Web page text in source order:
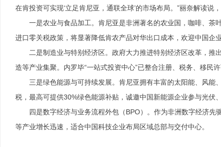
在肯投资可实现‘立足肯尼亚，通联全球’的市场布局。”丽奈解读
一是农业与食品加工。肯尼亚是非洲著名的农业国，咖啡、
进口零关税政策，将显著降低肯农产品对华出口成本，欢迎中国企
二是制造业与特别经济区。政府大力推进特别经济区改革，
造等产业集聚。内罗毕“一站式投资中心”已整合注册、税务、移民
三是绿色能源与可持续发展。肯尼亚拥有丰富的太阳能、风
税，最高可提供30%绿色能源补贴，诚邀中国新能源企业参与光伏
四是数字经济与业务流程外包（BPO）。作为非洲数字经济
等产业增长迅速，适合中国科技企业布局区域总部与交付中心。